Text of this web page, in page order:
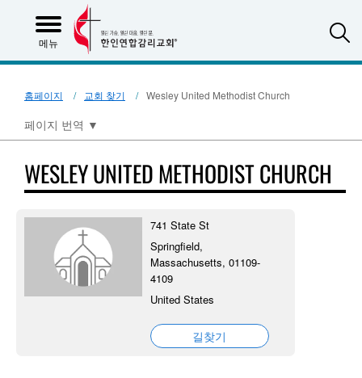
메뉴
홈페이지 교회 찾기 Wesley United Methodist Church
페이지 번역 ▼
WESLEY UNITED METHODIST CHURCH
741 State St
Springfield,
Massachusetts, 01109-
4109
United States
길찾기